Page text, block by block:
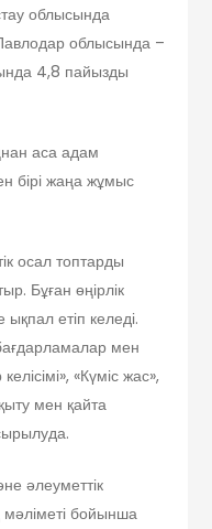
облысында
облысында –
4,8 пайызды
аса адам
бірі жаңа жұмыс
осал топтарды
Бұған өңірлік
етіп келеді.
мен
«Күміс жас»,
мен қайта
әлеуметтік
бойынша